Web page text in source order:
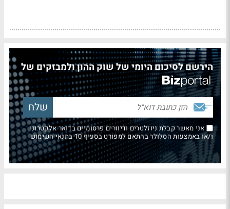
הירשם לסיכום היומי של שוק ההון ולמבזקים של
אני מאשר קבלת ניוזלטרים ודיוורים פרסומיים בדואר אלקטרוני
ו/או באמצעות הסלולר בהתאם למפורט בסעיף 10 בתנאי השימוש